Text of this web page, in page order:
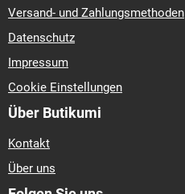
Versand- und Zahlungsmethoden
Datenschutz
Impressum
Cookie Einstellungen
Über Butikumi
Kontakt
Über uns